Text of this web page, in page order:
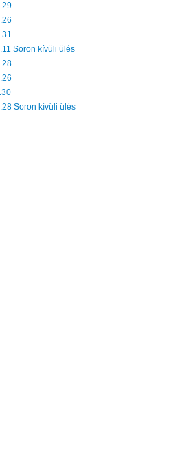
Soron kívüli ülés
Soron kívüli ülés